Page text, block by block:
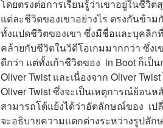
โดยตรงต่อการเรียนรู้ว่าเขาอยู่ในชีวิต
แต่ละชีวิตของเขาอย่างไร ตรงกันข้า
ทั้งแปดชีวิตของเขา ซึ่งมีชื่อและบุคลิก
คล้ายกับชีวิตในวิดีโอเกมมากกว่า ซึ่ง
ดีกว่า แต่ทั้งเก้าชีวิตของ  in Boot ก็เ
Oliver Twist และเนื่องจาก Oliver
Oliver Twist ซึ่งจะเป็นเหตุการณ์ย้อน
สามารถโต้แย้งได้ว่าอัตลักษณ์ของ  เป
จะอธิบายความแตกต่างระหว่างรูปลั